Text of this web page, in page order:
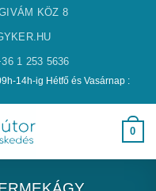
KÖZ 8
1 253 5636
14h-ig Hétfő és Vasárnap :
0